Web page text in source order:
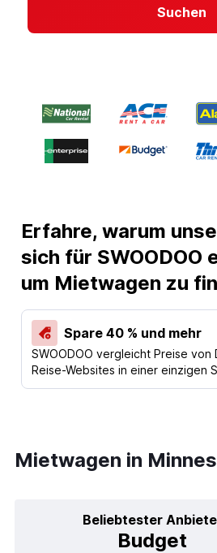
Suchen
Erfahre, warum
sich für SWOODOO
um Mietwagen zu
Spare 40 % und mehr
SWOODOO vergleicht Preise von
Reise-Websites in einer einzigen
Mietwagen in
Beliebtester
Budget